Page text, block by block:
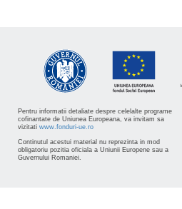
Pentru informatii detaliate despre celelalte programe
cofinantate de Uniunea Europeana, va invitam sa
vizitati www.fonduri-ue.ro
Continutul acestui material nu reprezinta in mod
obligatoriu pozitia oficiala a Uniunii Europene sau a
Guvernului Romaniei.